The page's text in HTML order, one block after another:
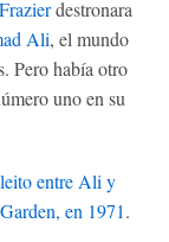
destronara
Ali, el mundo
Pero había otro
uno en su
entre Ali y
en 1971.